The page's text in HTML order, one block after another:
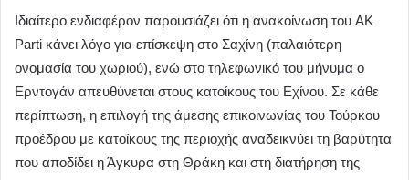
Ιδιαίτερο ενδιαφέρον παρουσιάζει ότι η ανακοίνωση του AK
Parti κάνει λόγο για επίσκεψη στο Σαχίνη (παλαιότερη
ονομασία του χωριού), ενώ στο τηλεφωνικό του μήνυμα ο
Ερντογάν απευθύνεται στους κατοίκους του Εχίνου. Σε κάθε
περίπτωση, η επιλογή της άμεσης επικοινωνίας του Τούρκου
προέδρου με κατοίκους της περιοχής αναδεικνύει τη βαρύτητα
που αποδίδει η Άγκυρα στη Θράκη και στη διατήρηση της